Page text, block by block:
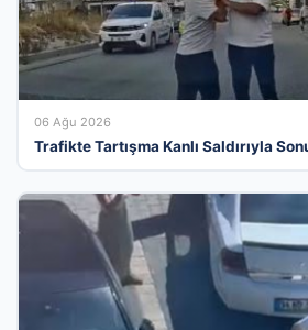
06 Ağu 2026
Trafikte Tartışma Kanlı Saldırıyla